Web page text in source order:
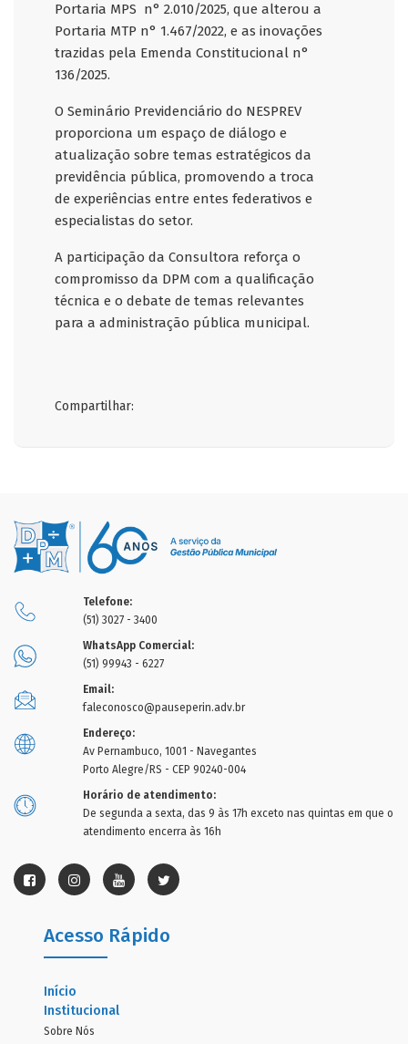
Portaria MPS n° 2.010/2025, que alterou a
Portaria MTP n° 1.467/2022, e as inovações
trazidas pela Emenda Constitucional n°
136/2025.
O Seminário Previdenciário do NESPREV
proporciona um espaço de diálogo e
atualização sobre temas estratégicos da
previdência pública, promovendo a troca
de experiências entre entes federativos e
especialistas do setor.
A participação da Consultora reforça o
compromisso da DPM com a qualificação
técnica e o debate de temas relevantes
para a administração pública municipal.
Compartilhar:
Telefone:
(51) 3027 - 3400
WhatsApp Comercial:
(51) 99943 - 6227
Email:
faleconosco@pauseperin.adv.br
Endereço:
Av Pernambuco, 1001 - Navegantes
Porto Alegre/RS - CEP 90240-004
Horário de atendimento:
De segunda a sexta, das 9 às 17h exceto nas quintas em que o
atendimento encerra às 16h
Acesso Rápido
Início
Institucional
Sobre Nós